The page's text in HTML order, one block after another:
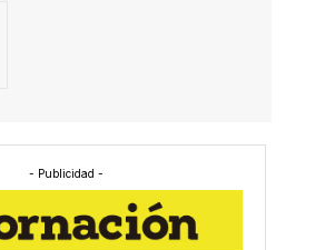
- Publicidad -